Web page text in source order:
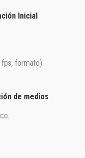
Inicial
formato).
de medios